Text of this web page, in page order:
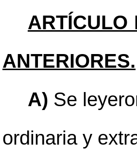
ARTÍCULO
ANTERIORES.
A) Se
ordinaria y